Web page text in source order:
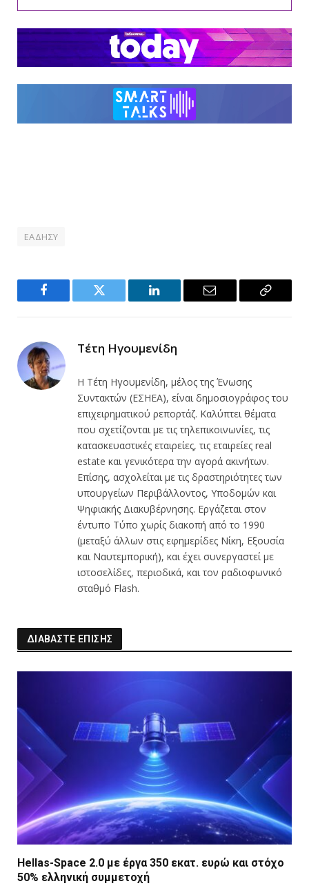
ΕΑΔΗΣΥ
Facebook Twitter LinkedIn Email
Copy
Τέτη Ηγουμενίδη
Η Τέτη Ηγουμενίδη, μέλος της Ένωσης
Συντακτών (ΕΣΗΕΑ), είναι δημοσιογράφος του
επιχειρηματικού ρεπορτάζ. Καλύπτει θέματα
που σχετίζονται με τις τηλεπικοινωνίες, τις
κατασκευαστικές εταιρείες, τις εταιρείες real
estate και γενικότερα την αγορά ακινήτων.
Επίσης, ασχολείται με τις δραστηριότητες των
υπουργείων Περιβάλλοντος, Υποδομών και
Ψηφιακής Διακυβέρνησης. Εργάζεται στον
έντυπο Τύπο χωρίς διακοπή από το 1990
(μεταξύ άλλων στις εφημερίδες Νίκη, Εξουσία
και Ναυτεμπορική), και έχει συνεργαστεί με
ιστοσελίδες, περιοδικά, και τον ραδιοφωνικό
σταθμό Flash.
ΔΙΑΒΑΣΤΕ ΕΠΙΣΗΣ
Hellas-Space 2.0 με έργα 350 εκατ. ευρώ και στόχο
50% ελληνική συμμετοχή